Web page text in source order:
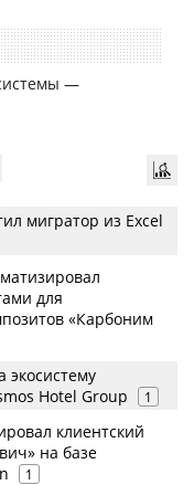
—
мигратор из Excel
для
«Карбоним
экосистему
Hotel Group
1
клиентский
на базе
1